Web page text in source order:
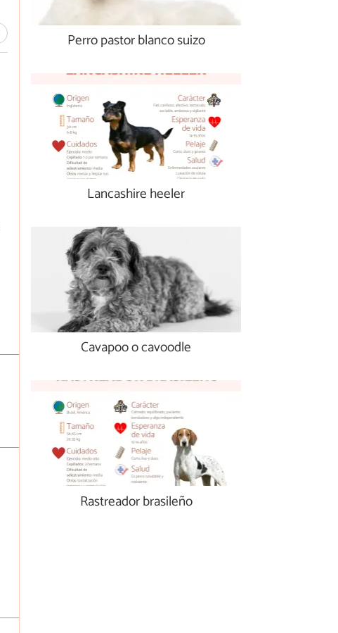
Perro pastor blanco suizo
Lancashire heeler
Cavapoo o cavoodle
Rastreador brasileño